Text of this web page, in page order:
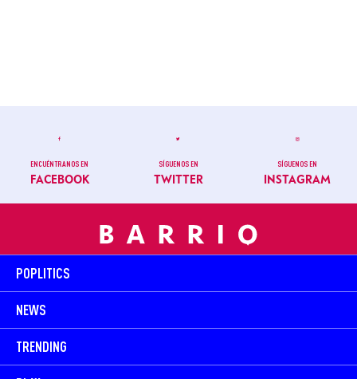
ENCUÉNTRANOS EN
FACEBOOK
SÍGUENOS EN
TWITTER
SÍGUENOS EN
INSTAGRAM
POPLITICS
NEWS
TRENDING